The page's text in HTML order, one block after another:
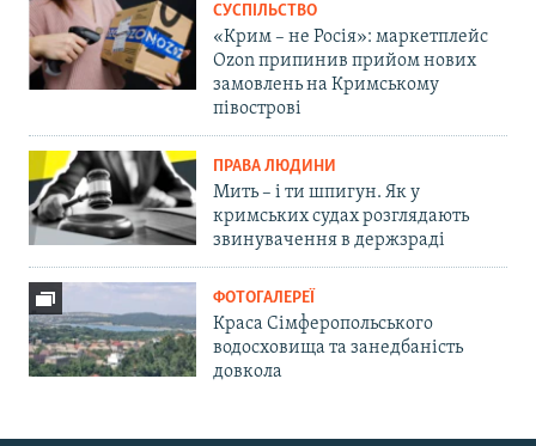
СУСПІЛЬСТВО
«Крим – не Росія»: маркетплейс
Ozon припинив прийом нових
замовлень на Кримському
півострові
ПРАВА ЛЮДИНИ
Мить – і ти шпигун. Як у
кримських судах розглядають
звинувачення в держзраді
ФОТОГАЛЕРЕЇ
Краса Сімферопольського
водосховища та занедбаність
довкола